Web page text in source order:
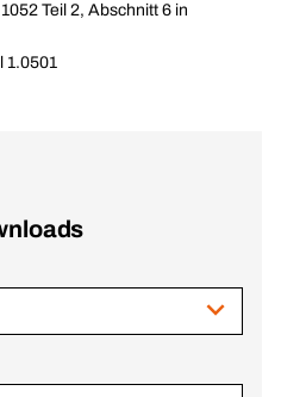
Teil 2, Abschnitt 6 in
1.0501